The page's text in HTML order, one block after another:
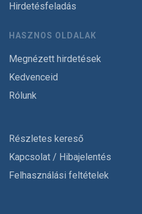
Hirdetésfeladás
HASZNOS OLDALAK
Megnézett hirdetések
Kedvenceid
Rólunk
Részletes kereső
Kapcsolat / Hibajelentés
Felhasználási feltételek